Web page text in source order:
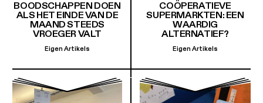
BOODSCHAPPEN DOEN
ALS HET EINDE VAN DE
MAAND STEEDS
VROEGER VALT
Eigen Artikels
COÖPERATIEVE
SUPERMARKTEN: EEN
WAARDIG
ALTERNATIEF?
Eigen Artikels